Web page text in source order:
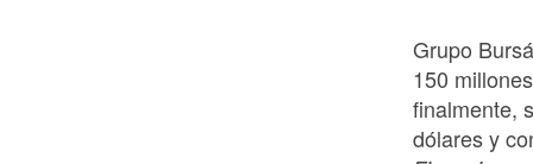
Grupo
150
finalmente,
dólares y